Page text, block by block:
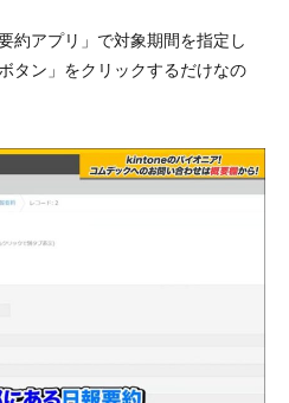
約アプリ」で対象期間を指定し
タン」をクリックするだけなの